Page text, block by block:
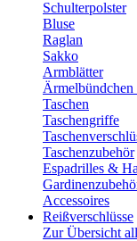
Schulterpolster
Bluse
Raglan
Sakko
Armblätter
Ärmelbündchen
Taschen
Taschengriffe
Taschenzubehör
Espadrilles &
Accessoires
Reißverschlüsse
Zur Übersicht